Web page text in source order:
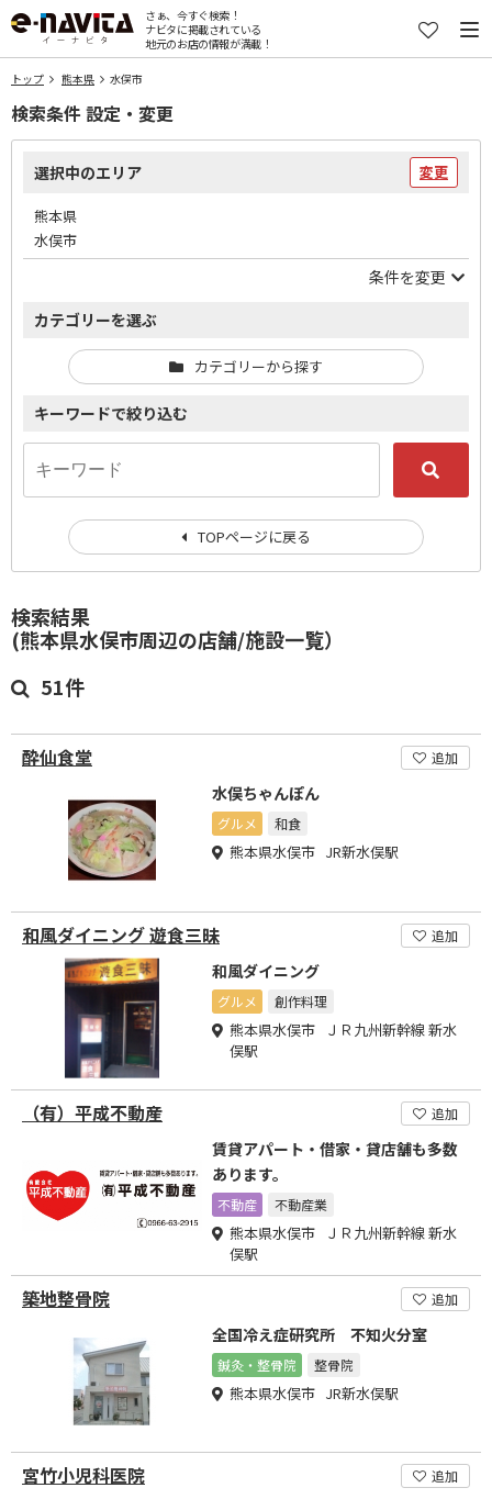
さぁ、今すぐ検索！
ナビタに掲載されている
地元のお店の情報が満載！
トップ 熊本県 水俣市
検索結果
(熊本県水俣市周辺の店舗/施設一覧）
51件
酔仙食堂 追加
水俣ちゃんぽん
グルメ 和食
熊本県水俣市 JR新水俣駅
和風ダイニング 遊食三昧 追加
和風ダイニング
グルメ 創作料理
熊本県水俣市 ＪＲ九州新幹線 新水
俣駅
（有）平成不動産 追加
賃貸アパート・借家・貸店舗も多数
あります。
不動産 不動産業
熊本県水俣市 ＪＲ九州新幹線 新水
俣駅
築地整骨院 追加
全国冷え症研究所 不知火分室
鍼灸・整骨院 整骨院
熊本県水俣市 JR新水俣駅
宮竹小児科医院 追加
検索条件 設定・変更
選択中のエリア 変更
熊本県
水俣市
条件を変更
カテゴリーを選ぶ
カテゴリーから探す
キーワードで絞り込む
TOPページに戻る